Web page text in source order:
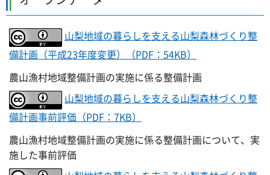
山梨地域の暮らしを支える山梨森林づくり整
備計画（平成23年度変更）（PDF：54KB）
農山漁村地域整備計画の実施に係る整備計画
山梨地域の暮らしを支える山梨森林づくり整
備計画事前評価（PDF：7KB）
農山漁村地域整備計画の実施に係る整備計画について、実
施した事前評価